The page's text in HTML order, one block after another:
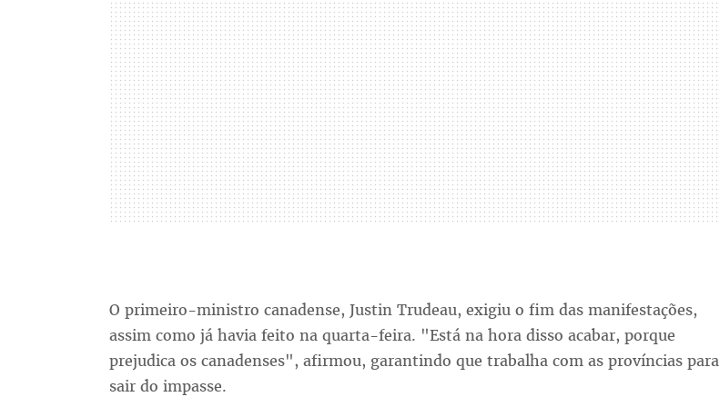
O primeiro-ministro canadense, Justin Trudeau, exigiu o fim das manifestações,
assim como já havia feito na quarta-feira. "Está na hora disso acabar, porque
prejudica os canadenses", afirmou, garantindo que trabalha com as províncias para
sair do impasse.